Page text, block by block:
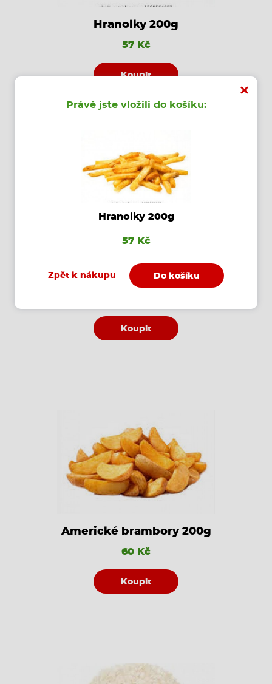
Hranolky 200g
57 Kč
Koupit
Krokety 200g
Koupit
Americké brambory 200g
60 Kč
Koupit
Právě jste vložili do košíku:
Hranolky 200g
57 Kč
Zpět k nákupu Do košíku